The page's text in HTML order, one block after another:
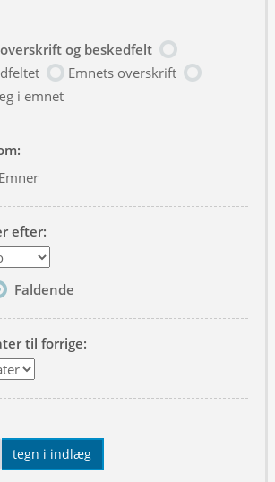
og beskedfelt
Emnets overskrift
i emnet
Emner
efter:
Faldende
til forrige:
tegn i indlæg